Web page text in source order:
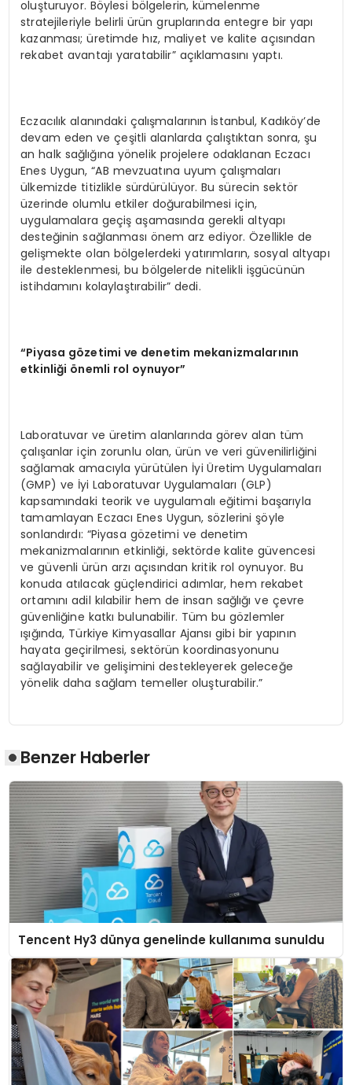
oluşturuyor. Böylesi bölgelerin, kümelenme
stratejileriyle belirli ürün gruplarında entegre bir yapı
kazanması; üretimde hız, maliyet ve kalite açısından
rekabet avantajı yaratabilir” açıklamasını yaptı.
Eczacılık alanındaki çalışmalarının İstanbul, Kadıköy’de
devam eden ve çeşitli alanlarda çalıştıktan sonra, şu
an halk sağlığına yönelik projelere odaklanan Eczacı
Enes Uygun, “AB mevzuatına uyum çalışmaları
ülkemizde titizlikle sürdürülüyor. Bu sürecin sektör
üzerinde olumlu etkiler doğurabilmesi için,
uygulamalara geçiş aşamasında gerekli altyapı
desteğinin sağlanması önem arz ediyor. Özellikle de
gelişmekte olan bölgelerdeki yatırımların, sosyal altyapı
ile desteklenmesi, bu bölgelerde nitelikli işgücünün
istihdamını kolaylaştırabilir” dedi.
“Piyasa gözetimi ve denetim mekanizmalarının
etkinliği önemli rol oynuyor”
Laboratuvar ve üretim alanlarında görev alan tüm
çalışanlar için zorunlu olan, ürün ve veri güvenilirliğini
sağlamak amacıyla yürütülen İyi Üretim Uygulamaları
(GMP) ve İyi Laboratuvar Uygulamaları (GLP)
kapsamındaki teorik ve uygulamalı eğitimi başarıyla
tamamlayan Eczacı Enes Uygun, sözlerini şöyle
sonlandırdı: “Piyasa gözetimi ve denetim
mekanizmalarının etkinliği, sektörde kalite güvencesi
ve güvenli ürün arzı açısından kritik rol oynuyor. Bu
konuda atılacak güçlendirici adımlar, hem rekabet
ortamını adil kılabilir hem de insan sağlığı ve çevre
güvenliğine katkı bulunabilir. Tüm bu gözlemler
ışığında, Türkiye Kimyasallar Ajansı gibi bir yapının
hayata geçirilmesi, sektörün koordinasyonunu
sağlayabilir ve gelişimini destekleyerek geleceğe
yönelik daha sağlam temeller oluşturabilir.”
Benzer Haberler
Tencent Hy3 dünya genelinde kullanıma sunuldu